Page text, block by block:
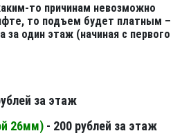
то причинам невозможно
то подъем будет платным –
за один этаж (начиная с первого
за этаж
26мм) - 200 рублей за этаж